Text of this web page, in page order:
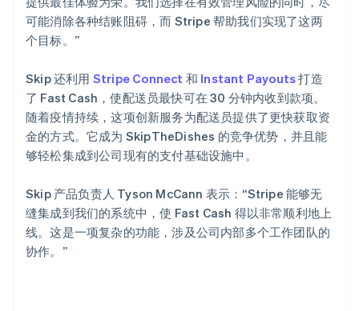
可能消除各种结账阻碍，而 Stripe 帮助我们实现了这两
个目标。”
Skip 还利用 Stripe Connect 和 Instant Payouts打造
了 Fast Cash，使配送员最快可在 30 分钟内收到款项。
随着疫情持续，这项创新服务为配送员提供了更快获取资
金的方式。它成为 SkipTheDishes 的竞争优势，并且能
够轻松集成到公司现有的支付基础设施中。
Skip 产品负责人 Tyson McCann 表示：“Stripe 能够无
缝集成到我们的系统中，使 Fast Cash 得以非常顺利地上
线。这是一项复杂的功能，涉及公司内部多个工作团队的
协作。”